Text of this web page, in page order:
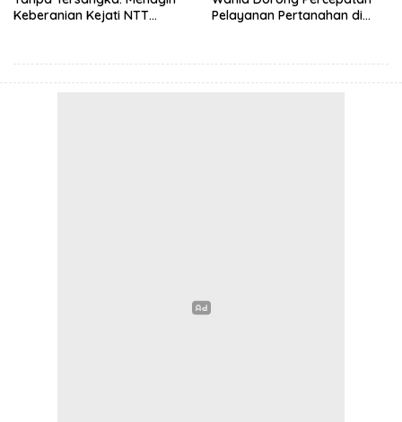
Keberanian Kejati NTT
Pelayanan Pertanahan di